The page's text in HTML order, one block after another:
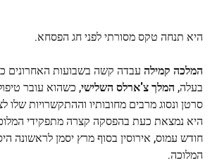
היא תנחה טקס מסורתי לפני חג הפסחא.
המלכה קמילה עבדה קשה בשבועות האחרונים
בעלה, המלך צ'ארלס השלישי, כשהוא עובר
סרטן ונסוג מרבים מחובותיו וההתקשרויות שלו
היא נמצאת כעת בהפסקה קצרה מתפקידי
חודש עמוס, אירוסין בסוף מרץ יסמן לראשונה
המלוכה.